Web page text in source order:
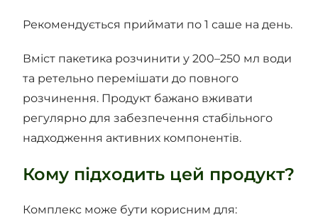
Рекомендується приймати по 1 саше на день.
Вміст пакетика розчинити у 200–250 мл води
та ретельно перемішати до повного
розчинення. Продукт бажано вживати
регулярно для забезпечення стабільного
надходження активних компонентів.
Кому підходить цей продукт?
Комплекс може бути корисним для: